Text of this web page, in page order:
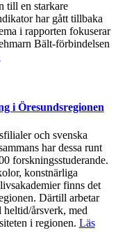
till en starkare
har gått tillbaka
i rapporten fokuserar
Bält-förbindelsen
i Öresundsregionen
och svenska
har dessa runt
forskningsstuderande.
konstnärliga
finns det
Därtill arbetar
årsverk, med
i regionen. Läs